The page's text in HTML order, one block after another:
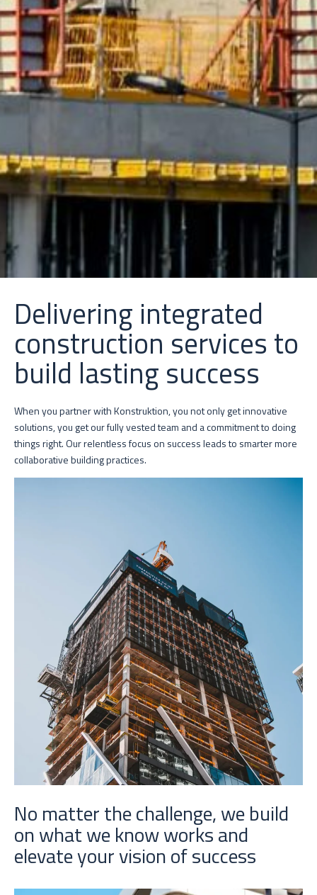
Delivering integrated
construction services to
build lasting success
When you partner with Konstruktion, you not only get innovative
solutions, you get our fully vested team and a commitment to doing
things right. Our relentless focus on success leads to smarter more
collaborative building practices.
No matter the challenge, we build
on what we know works and
elevate your vision of success